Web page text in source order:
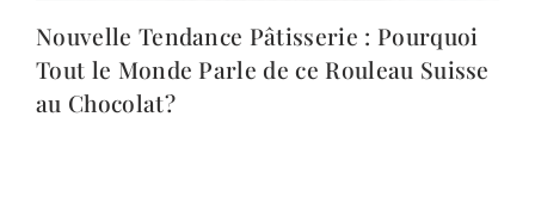
Nouvelle Tendance Pâtisserie : Pourquoi
Tout le Monde Parle de ce Rouleau Suisse
au Chocolat?